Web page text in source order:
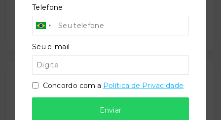
Previsão de entrega:
30/12/2029
Localização
- 58036-570
Telefone
Seu e-mail
Concordo com a Política de Privacidade
Enviar